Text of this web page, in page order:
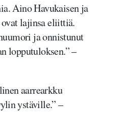
Aino Havukaisen ja
lajinsa eliittiä.
ja onnistunut
lopputuloksen.” –
aarrearkku
ystäville.” –